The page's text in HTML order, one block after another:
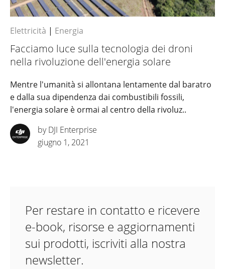
Elettricità | Energia
Facciamo luce sulla tecnologia dei droni
nella rivoluzione dell'energia solare
Mentre l'umanità si allontana lentamente dal baratro
e dalla sua dipendenza dai combustibili fossili,
l'energia solare è ormai al centro della rivoluz..
by DJI Enterprise
giugno 1, 2021
Per restare in contatto e ricevere
e-book, risorse e aggiornamenti
sui prodotti, iscriviti alla nostra
newsletter.